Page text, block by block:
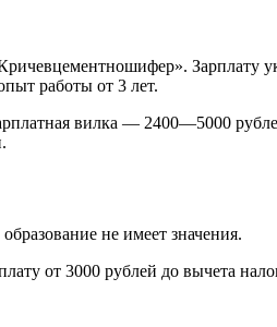
Зарплату
работы от 3 лет.
вилка — 2400—5000
не имеет значения.
от 3000 рублей до вычета